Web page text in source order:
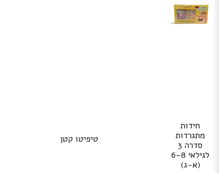
חידות
מתגרדות
סדרה 3
לגילאי 6-8
(א-ג)
טיפיטו קטן